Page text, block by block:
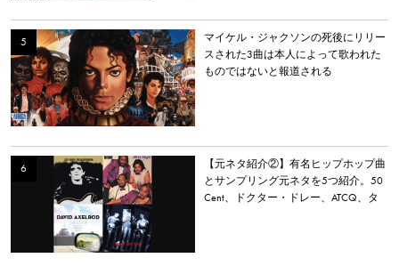
マイケル・ジャクソンの死後にリリー
スされた3曲は本人によって歌われた
ものではないと報道される
【元ネタ紹介②】有名ヒップホップ曲
とサンプリング元ネタを5つ紹介。50
Cent、ドクター・ドレー、ATCQ、タ